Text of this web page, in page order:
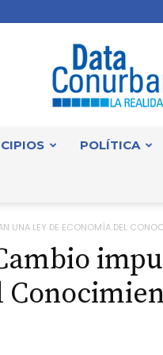
POLÍTICA
UNA LEY DE ECONOMÍA DEL